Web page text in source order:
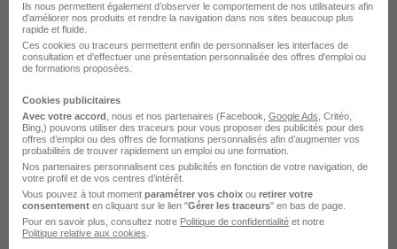
Aide à Domicile H/F
Vitalliance
Cenon - 33
Voir l’offre
il y a 1 jour
Ils nous permettent également d’observer le comportement de nos utilisateurs afin
d'améliorer nos produits et rendre la navigation dans nos sites beaucoup plus
rapide et fluide.
Ces cookies ou traceurs permettent enfin de personnaliser les interfaces de
consultation et d'effectuer une présentation personnalisée des offres d'emploi ou
de formations proposées.
Cookies publicitaires
Avec votre accord , nous et nos partenaires (Facebook, Google Ads , Critéo,
Bing,) pouvons utiliser des traceurs pour vous proposer des publicités pour des
offres d’emploi ou des offres de formations personnalisés afin d’augmenter vos
probabilités de trouver rapidement un emploi ou une formation.
Nos partenaires personnalisent ces publicités en fonction de votre navigation, de
votre profil et de vos centres d’intérêt.
Vous pouvez à tout moment paramétrer vos choix ou retirer votre
consentement en cliquant sur le lien "Gérer les traceurs" en bas de page.
Pour en savoir plus, consultez notre Politique de confidentialité et notre
Politique relative aux cookies